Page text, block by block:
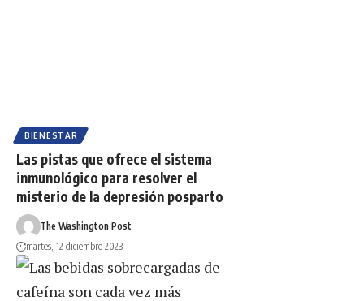
BIENESTAR
Las pistas que ofrece el sistema
inmunológico para resolver el
misterio de la depresión posparto
The Washington Post
martes, 12 diciembre 2023